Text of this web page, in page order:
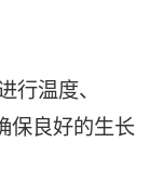
行温度、
保良好的生长